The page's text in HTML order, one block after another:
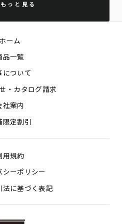
もっと見る
ホーム
品一覧
について
・カタログ請求
社案内
限定割引
用規約
シーポリシー
法に基づく表記